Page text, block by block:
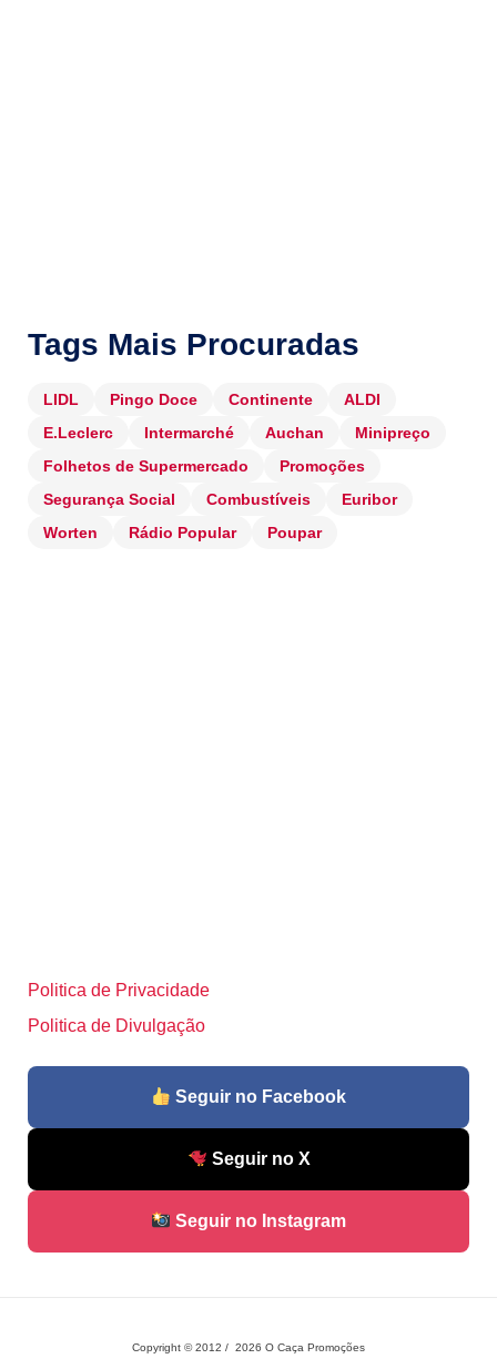
Tags Mais Procuradas
LIDL Pingo Doce Continente
ALDI
E.Leclerc
Intermarché Auchan
Minipreço
Folhetos de Supermercado
Promoções
Segurança Social
Combustíveis
Euribor
Worten
Rádio Popular Poupar
Politica de Privacidade
Politica de Divulgação
Seguir no Facebook
Seguir no X
Seguir no Instagram
Copyright © 2012 / 2026 O Caça Promoções